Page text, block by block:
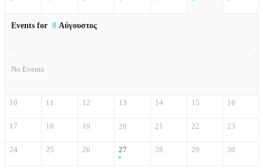
Events for 8 Αύγουστος
No Events
10 11 12 13 14 15 16
17 18 19 20 21 22 23
24 25 26 27 28 29 30